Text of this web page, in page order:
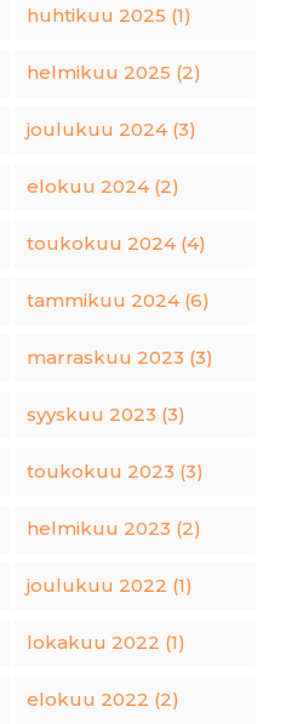
huhtikuu 2025 (1)
helmikuu 2025 (2)
joulukuu 2024 (3)
elokuu 2024 (2)
toukokuu 2024 (4)
tammikuu 2024 (6)
marraskuu 2023 (3)
syyskuu 2023 (3)
toukokuu 2023 (3)
helmikuu 2023 (2)
joulukuu 2022 (1)
lokakuu 2022 (1)
elokuu 2022 (2)